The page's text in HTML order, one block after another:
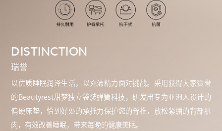
DISTINCTION
瑞誉
以优质睡眠润泽生活，以充沛精力面对挑战。采用获得大家赞誉
的Beautyrest甜梦独立袋装弹簧科技，研发出专为亚洲人设计的
偏硬床垫，恰到好处的承托力保护您的脊椎，放松紧绷的背部肌
肉，有效改善睡眠，带来每晚的健康美眠。